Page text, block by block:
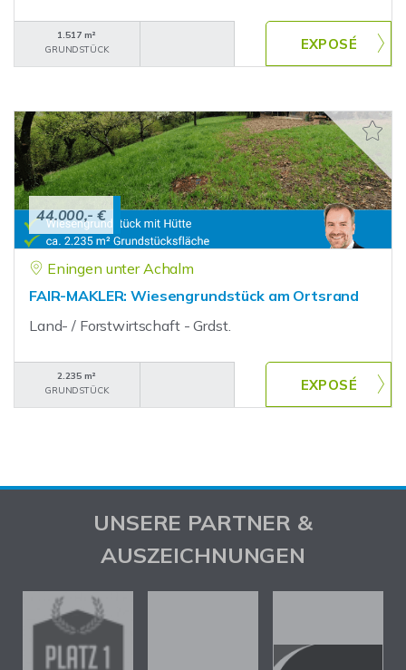
1.517 m²
GRUNDSTÜCK
44.000,- €
Eningen unter Achalm
FAIR-MAKLER: Wiesengrundstück am Ortsrand
Land- / Forstwirtschaft - Grdst.
2.235 m²
GRUNDSTÜCK
UNSERE PARTNER &
AUSZEICHNUNGEN